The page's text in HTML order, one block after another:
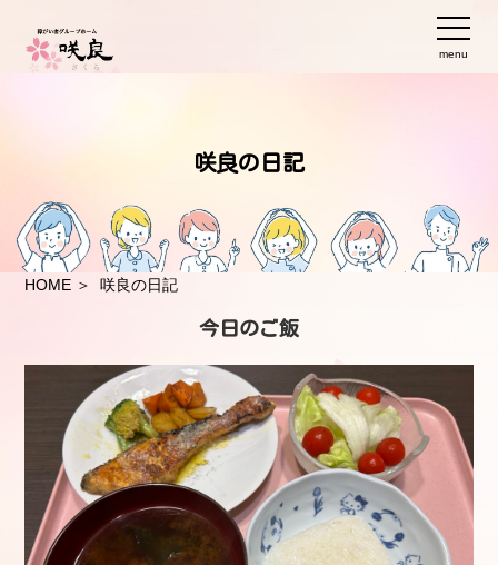
menu
咲良の日記
HOME ＞ 咲良の日記
今日のご飯